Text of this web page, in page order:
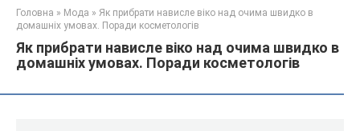
Головна » Мода » Як прибрати нависле віко над очима швидко в
домашніх умовах. Поради косметологів
Як прибрати нависле віко над очима швидко в
домашніх умовах. Поради косметологів